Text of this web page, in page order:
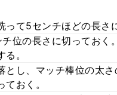
て5センチほどの長さ
位の長さに切っておく
。
とし、マッチ棒位の太
おく。